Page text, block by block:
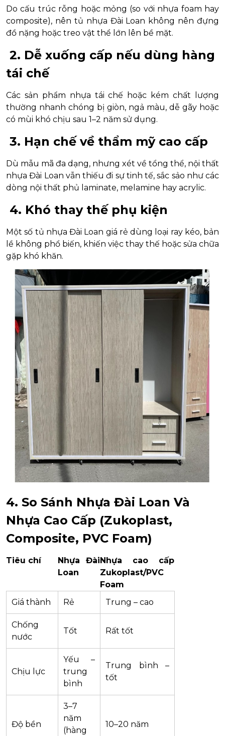
Do cấu trúc rỗng hoặc mỏng (so với nhựa foam hay
composite), nên tủ nhựa Đài Loan không nên đựng
đồ nặng hoặc treo vật thể lớn lên bề mặt.
2. Dễ xuống cấp nếu dùng hàng
tái chế
Các sản phẩm nhựa tái chế hoặc kém chất lượng
thường nhanh chóng bị giòn, ngả màu, dễ gãy hoặc
có mùi khó chịu sau 1–2 năm sử dụng.
3. Hạn chế về thẩm mỹ cao cấp
Dù mẫu mã đa dạng, nhưng xét về tổng thể, nội thất
nhựa Đài Loan vẫn thiếu đi sự tinh tế, sắc sảo như các
dòng nội thất phủ laminate, melamine hay acrylic.
4. Khó thay thế phụ kiện
Một số tủ nhựa Đài Loan giá rẻ dùng loại ray kéo, bản
lề không phổ biến, khiến việc thay thế hoặc sửa chữa
gặp khó khăn.
4. So Sánh Nhựa Đài Loan Và
Nhựa Cao Cấp (Zukoplast,
Composite, PVC Foam)
Tiêu chí
Nhựa Đài
Loan
Nhựa cao cấp
Zukoplast/PVC
Foam
Giá thành
Rẻ Trung – cao
Chống
nước
Tốt Rất tốt
Chịu lực
Yếu –
trung
bình
Trung bình –
tốt
Độ bền
3–7
năm
(hàng
10–20 năm